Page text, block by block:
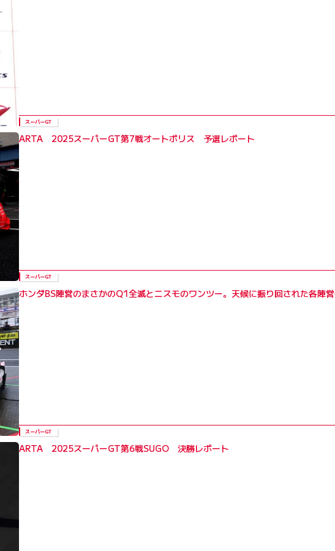
スーパーGT
ARTA 2025スーパーGT第7戦オートポリス 予選レポート
スーパーGT
ホンダBS陣営のまさかのQ1全滅とニスモのワンツー。天候に振り回された各陣
スーパーGT
ARTA 2025スーパーGT第6戦SUGO 決勝レポート